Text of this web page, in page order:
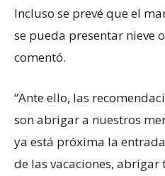
Incluso se prevé que el
se pueda presentar nieve
comentó.
“Ante ello, las
son abrigar a nuestros
ya está próxima la
de las vacaciones,